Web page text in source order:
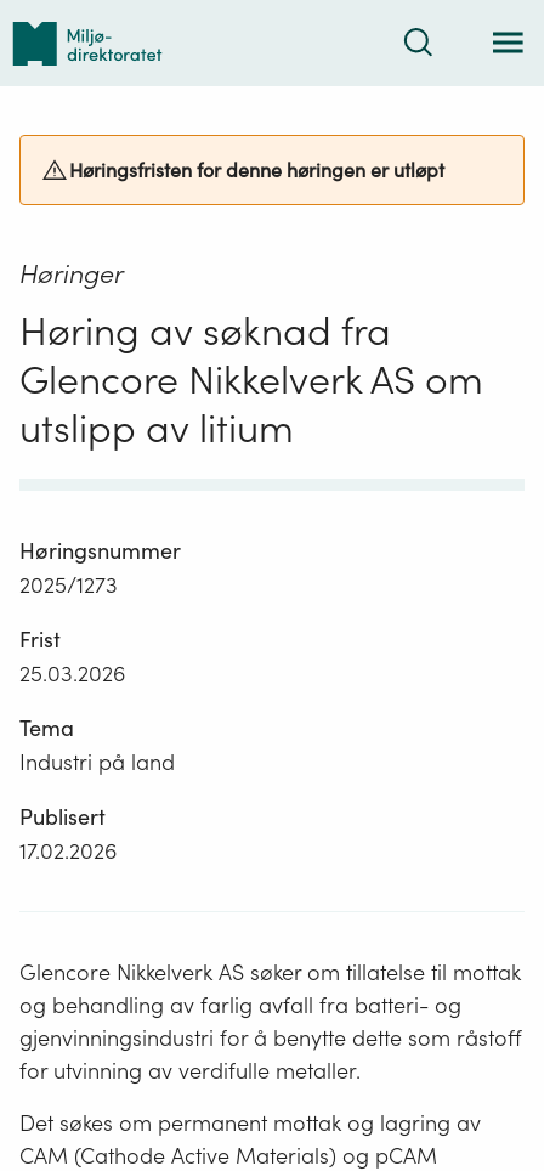
Tilbake
forsiden
Søk
Høringsfristen for denne høringen er utløpt
Høringer
Høring av søknad fra
Glencore Nikkelverk AS om
utslipp av litium
Høringsnummer
2025/1273
Frist
25.03.2026
Tema
Industri på land
Publisert
17.02.2026
Glencore Nikkelverk AS søker om tillatelse til mottak
og behandling av farlig avfall fra batteri- og
gjenvinningsindustri for å benytte dette som råstoff
for utvinning av verdifulle metaller.
Det søkes om permanent mottak og lagring av
CAM (Cathode Active Materials) og pCAM